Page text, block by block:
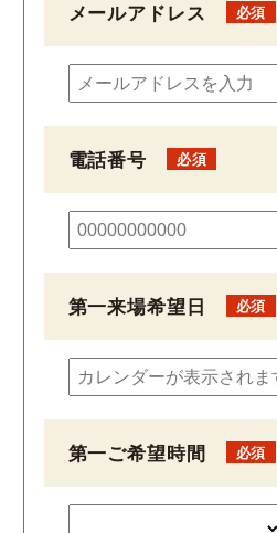
メールアドレス
電話番号
第一来場希望日
第一ご希望時間